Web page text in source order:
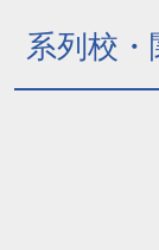
系列校